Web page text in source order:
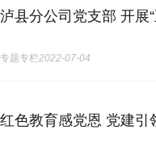
泸县分公司党支部 开展
专题专栏2022-07-04
红色教育感党恩 党建引